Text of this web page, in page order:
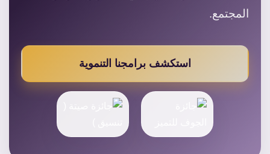
المجتمع.
استكشف برامجنا التنموية